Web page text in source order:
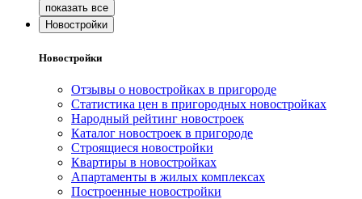
Новостройки
Новостройки
Отзывы о новостройках в пригороде
Статистика цен в пригородных новостройках
Народный рейтинг новостроек
Каталог новостроек в пригороде
Строящиеся новостройки
Квартиры в новостройках
Апартаменты в жилых комплексах
Построенные новостройки